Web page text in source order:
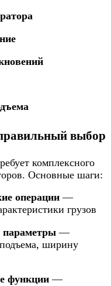
выбор
комплексного
Основные шаги:
операции—
грузов
параметры —
ширину
функции —